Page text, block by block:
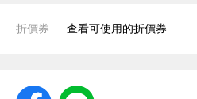
折價券 查看可使用的折價券